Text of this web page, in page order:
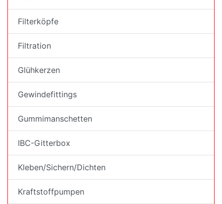
Filterköpfe
Filtration
Glühkerzen
Gewindefittings
Gummimanschetten
IBC-Gitterbox
Kleben/Sichern/Dichten
Kraftstoffpumpen